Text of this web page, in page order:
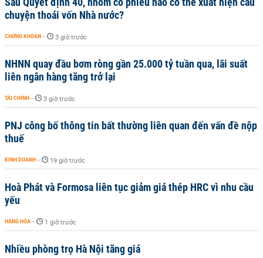
chuyện thoái vốn Nhà nước?
CHỨNG KHOÁN - 3 giờ trước
NHNN quay đầu bơm ròng gần 25.000 tỷ tuần qua, lãi suất
liên ngân hàng tăng trở lại
TÀI CHÍNH - 3 giờ trước
PNJ công bố thông tin bất thường liên quan đến vấn đề nộp
thuế
KINH DOANH - 19 giờ trước
Hoà Phát và Formosa liên tục giảm giá thép HRC vì nhu cầu
yếu
HÀNG HÓA - 1 giờ trước
Nhiều phòng trọ Hà Nội tăng giá